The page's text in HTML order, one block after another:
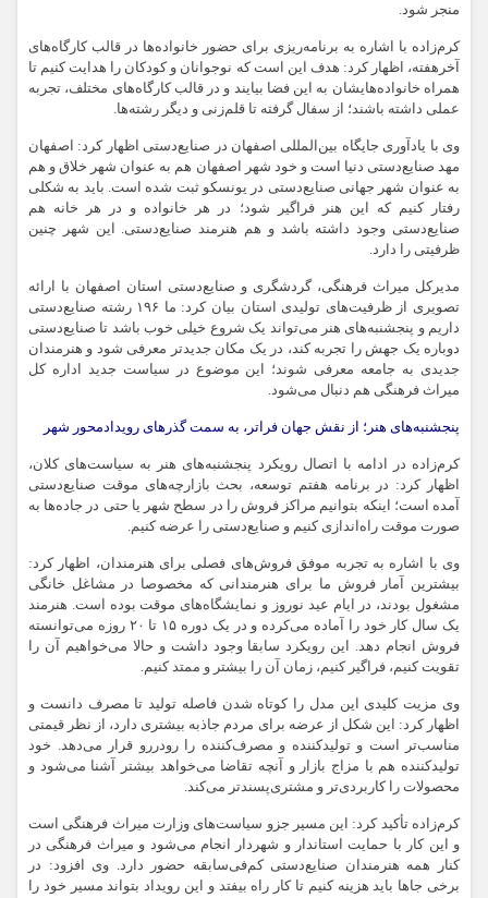
منجر شود.
کرم‌زاده با اشاره به برنامه‌ریزی برای حضور خانواده‌ها در قالب کارگاه‌های
آخرهفته، اظهار کرد: هدف این است که نوجوانان و کودکان را هدایت کنیم تا
همراه خانواده‌هایشان به این فضا بیایند و در قالب کارگاه‌های مختلف، تجربه
عملی داشته باشند؛ از سفال گرفته تا قلم‌زنی و دیگر رشته‌ها.
وی با یادآوری جایگاه بین‌المللی اصفهان در صنایع‌دستی اظهار کرد: اصفهان
مهد صنایع‌دستی دنیا است و خود شهر اصفهان هم به عنوان شهر خلاق و هم
به عنوان شهر جهانی صنایع‌دستی در یونسکو ثبت شده است. باید به شکلی
رفتار کنیم که این هنر فراگیر شود؛ در هر خانواده و در هر خانه هم
صنایع‌دستی وجود داشته باشد و هم هنرمند صنایع‌دستی. این شهر چنین
ظرفیتی را دارد.
مدیرکل میراث فرهنگی، گردشگری و صنایع‌دستی استان اصفهان با ارائه
تصویری از ظرفیت‌های تولیدی استان بیان کرد: ما ۱۹۶ رشته صنایع‌دستی
داریم و پنجشنبه‌های هنر می‌تواند یک شروع خیلی خوب باشد تا صنایع‌دستی
دوباره یک جهش را تجربه کند، در یک مکان جدیدتر معرفی شود و هنرمندان
جدیدی به جامعه معرفی شوند؛ این موضوع در سیاست جدید اداره کل
میراث فرهنگی هم دنبال می‌شود.
پنجشنبه‌های هنر؛ از نقش جهان فراتر، به سمت گذرهای رویدادمحور شهر
کرم‌زاده در ادامه با اتصال رویکرد پنجشنبه‌های هنر به سیاست‌های کلان،
اظهار کرد: در برنامه هفتم توسعه، بحث بازارچه‌های موقت صنایع‌دستی
آمده است؛ اینکه بتوانیم مراکز فروش را در سطح شهر یا حتی در جاده‌ها به
صورت موقت راه‌اندازی کنیم و صنایع‌دستی را عرضه کنیم.
وی با اشاره به تجربه موفق فروش‌های فصلی برای هنرمندان، اظهار کرد:
بیشترین آمار فروش ما برای هنرمندانی که مخصوصا در مشاغل خانگی
مشغول بودند، در ایام عید نوروز و نمایشگاه‌های موقت بوده است. هنرمند
یک سال کار خود را آماده می‌کرده و در یک دوره ۱۵ تا ۲۰ روزه می‌توانسته
فروش انجام دهد. این رویکرد سابقا وجود داشت و حالا می‌خواهیم آن را
تقویت کنیم، فراگیر کنیم، زمان آن را بیشتر و ممتد کنیم.
وی مزیت کلیدی این مدل را کوتاه شدن فاصله تولید تا مصرف دانست و
اظهار کرد: این شکل از عرضه برای مردم جاذبه بیشتری دارد، از نظر قیمتی
مناسب‌تر است و تولیدکننده و مصرف‌کننده را رودررو قرار می‌دهد. خود
تولیدکننده هم با مزاج بازار و آنچه تقاضا می‌خواهد بیشتر آشنا می‌شود و
محصولات را کاربردی‌تر و مشتری‌پسندتر می‌کند.
کرم‌زاده تأکید کرد: این مسیر جزو سیاست‌های وزارت میراث فرهنگی است
و این کار با حمایت استاندار و شهردار انجام می‌شود و میراث فرهنگی در
کنار همه هنرمندان صنایع‌دستی کم‌فی‌سابقه حضور دارد. وی افزود: در
برخی جاها باید هزینه کنیم تا کار راه بیفتد و این رویداد بتواند مسیر خود را